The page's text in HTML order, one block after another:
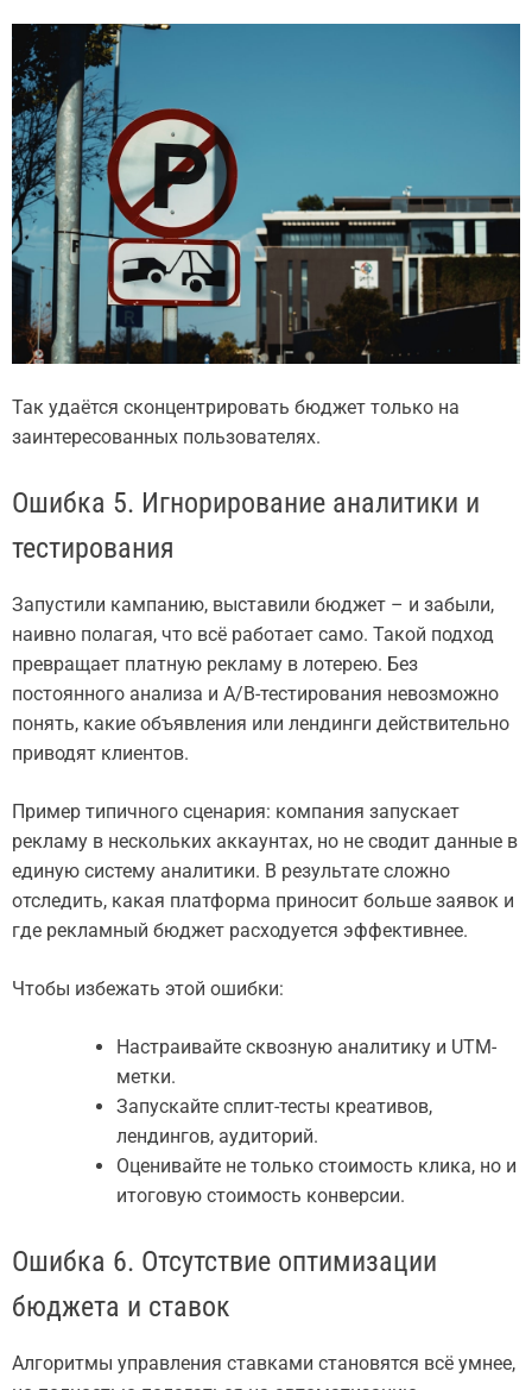
Так удаётся сконцентрировать бюджет только на
заинтересованных пользователях.
Ошибка 5. Игнорирование аналитики и
тестирования
Запустили кампанию, выставили бюджет – и забыли,
наивно полагая, что всё работает само. Такой подход
превращает платную рекламу в лотерею. Без
постоянного анализа и A/B-тестирования невозможно
понять, какие объявления или лендинги действительно
приводят клиентов.
Пример типичного сценария: компания запускает
рекламу в нескольких аккаунтах, но не сводит данные в
единую систему аналитики. В результате сложно
отследить, какая платформа приносит больше заявок и
где рекламный бюджет расходуется эффективнее.
Чтобы избежать этой ошибки:
Настраивайте сквозную аналитику и UTM-
метки.
Запускайте сплит-тесты креативов,
лендингов, аудиторий.
Оценивайте не только стоимость клика, но и
итоговую стоимость конверсии.
Ошибка 6. Отсутствие оптимизации
бюджета и ставок
Алгоритмы управления ставками становятся всё умнее,